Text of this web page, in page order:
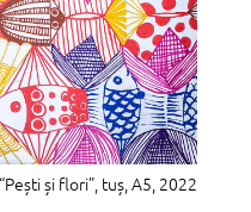
“Pești și flori”, tuș, A5, 2022